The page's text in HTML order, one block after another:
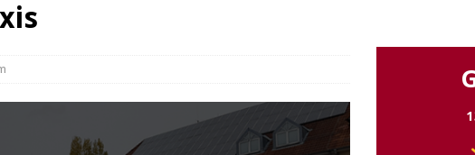
Dieses Jahr im Norden Griesheims!
stellt keine Rechnung – GRÜNE kritisieren verkürzte
Freibads GRIESHEIM